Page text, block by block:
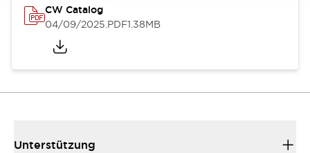
CW Catalog
04/09/2025.PDF1.38MB
Unterstützung